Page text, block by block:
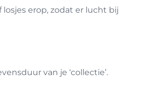
erop, zodat er lucht bij
van je ‘collectie’.